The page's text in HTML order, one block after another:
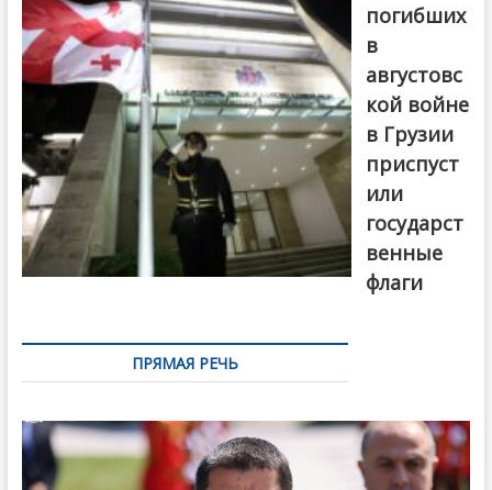
погибших
в
августовс
кой войне
в Грузии
приспуст
или
государст
венные
флаги
ПРЯМАЯ РЕЧЬ